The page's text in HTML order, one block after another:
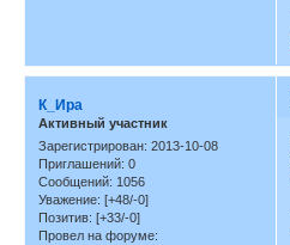
К_Ира
Активный участник
Зарегистрирован: 2013-10-08
Приглашений: 0
Сообщений: 1056
Уважение: [+48/-0]
Позитив: [+33/-0]
Провел на форуме: